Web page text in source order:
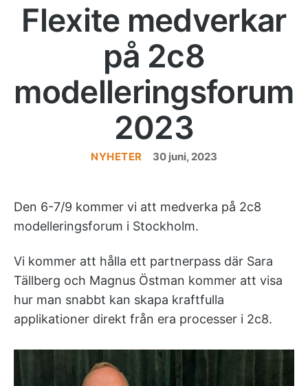
Flexite medverkar
på 2c8
modelleringsforum
2023
Kategorier
NYHETER 30 juni, 2023
Den 6-7/9 kommer vi att medverka på 2c8
modelleringsforum i Stockholm.
Vi kommer att hålla ett partnerpass där Sara
Tällberg och Magnus Östman kommer att visa
hur man snabbt kan skapa kraftfulla
applikationer direkt från era processer i 2c8.